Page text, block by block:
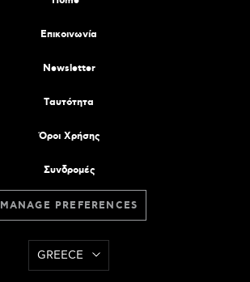
Επικοινωνία
Newsletter
Tαυτότητα
Όροι Χρήσης
Συνδρομές
MANAGE PREFERENCES
GREECE